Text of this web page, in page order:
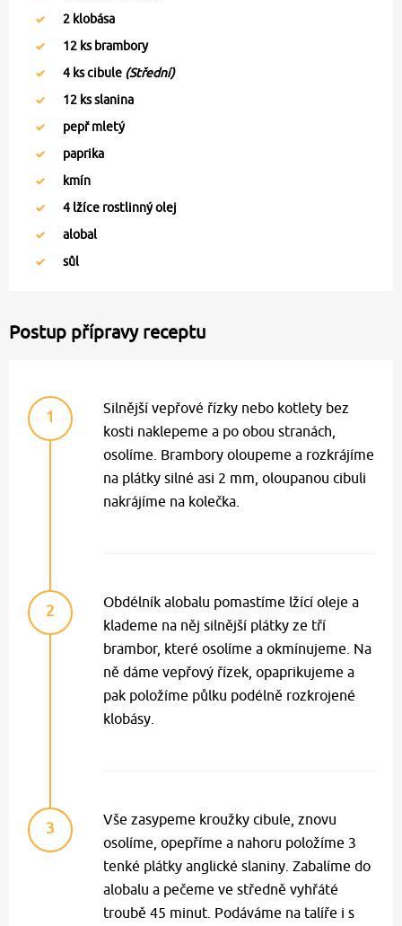
2 klobása
12 ks brambory
4 ks cibule (Střední)
12 ks slanina
pepř mletý
paprika
kmín
4 lžíce rostlinný olej
alobal
sůl
Postup přípravy receptu
1
Silnější vepřové řízky nebo kotlety bez
kosti naklepeme a po obou stranách,
osolíme. Brambory oloupeme a rozkrájíme
na plátky silné asi 2 mm, oloupanou cibuli
nakrájíme na kolečka.
2
Obdélník alobalu pomastíme lžící oleje a
klademe na něj silnější plátky ze tří
brambor, které osolíme a okmínujeme. Na
ně dáme vepřový řízek, opaprikujeme a
pak položíme půlku podélně rozkrojené
klobásy.
3
Vše zasypeme kroužky cibule, znovu
osolíme, opepříme a nahoru položíme 3
tenké plátky anglické slaniny. Zabalíme do
alobalu a pečeme ve středně vyhřáté
troubě 45 minut. Podáváme na talíře i s